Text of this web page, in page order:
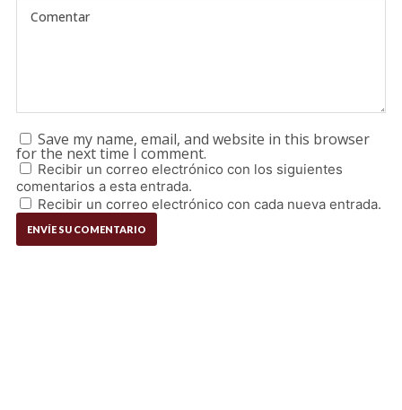
Save my name, email, and website in this browser
for the next time I comment.
Recibir un correo electrónico con los siguientes
comentarios a esta entrada.
Recibir un correo electrónico con cada nueva entrada.